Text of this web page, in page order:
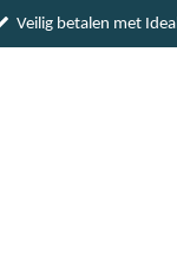
Veilig betalen met Ideal